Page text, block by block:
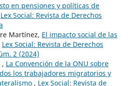
en pensiones y políticas de
Lex Social: Revista de Derechos
Martínez, El impacto social de las
Lex Social: Revista de Derechos
2 (2024)
, La Convención de la ONU sobre
los trabajadores migratorios y
, Lex Social: Revista de